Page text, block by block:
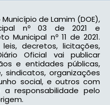
de Lamim (DOE),
nº 03 de 2021 e
Municipal nº 11 de 2021.
decretos, licitações,
Oficial vai publicar
e entidades públicas,
organizações
social, e outros com
a responsabilidade pelo